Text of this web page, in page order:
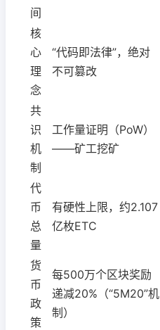
间
核
心
理
念
“代码即法律”，绝对
不可篡改
共
识
机
制
工作量证明（PoW）
——矿工挖矿
代
币
总
量
有硬性上限，约2.107
亿枚ETC
货
币
政
策
每500万个区块奖励
递减20%（“5M20”机
制）